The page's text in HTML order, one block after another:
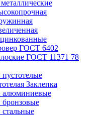
ГОСТ 6402
ГОСТ 11371 78
пустотелые
Заклепка
алюминиевые
бронзовые
стальные